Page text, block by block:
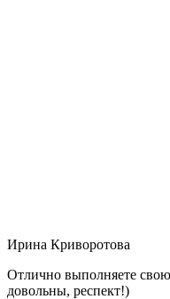
Ирина Криворотова
Отлично выполняете свою
довольны, респект!)